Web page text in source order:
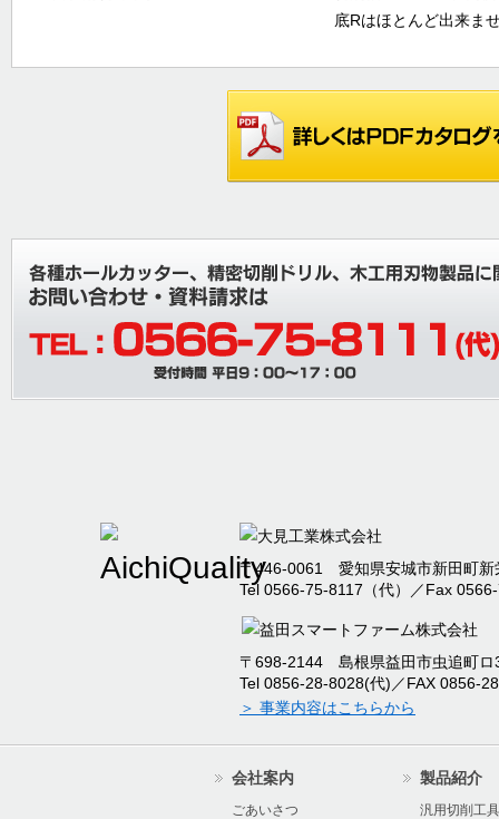
底Rはほとんど出来ま
〒446-0061 愛知県安城市新田町新
Tel 0566-75-8117（代）／Fax
〒698-2144 島根県益田市虫追町ロ
Tel 0856-28-8028(代)／FAX 0856-
＞ 事業内容はこちらから
会社案内
ごあいさつ
製品紹介
汎用切削工具